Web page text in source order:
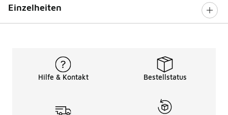
Einzelheiten
Hilfe & Kontakt Bestellstatus